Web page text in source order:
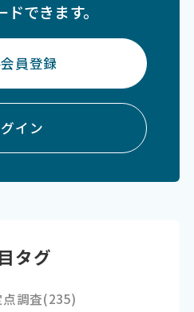
できます。
員登録
イン
タグ
点調査(235)